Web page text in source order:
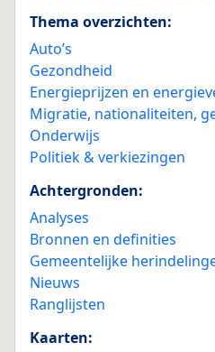
Thema overzichten:
Auto’s
Gezondheid
Energieprijzen en
Migratie, nationaliteiten,
Onderwijs
Politiek & verkiezingen
Achtergronden:
Analyses
Bronnen en definities
Gemeentelijke
Nieuws
Ranglijsten
Kaarten: